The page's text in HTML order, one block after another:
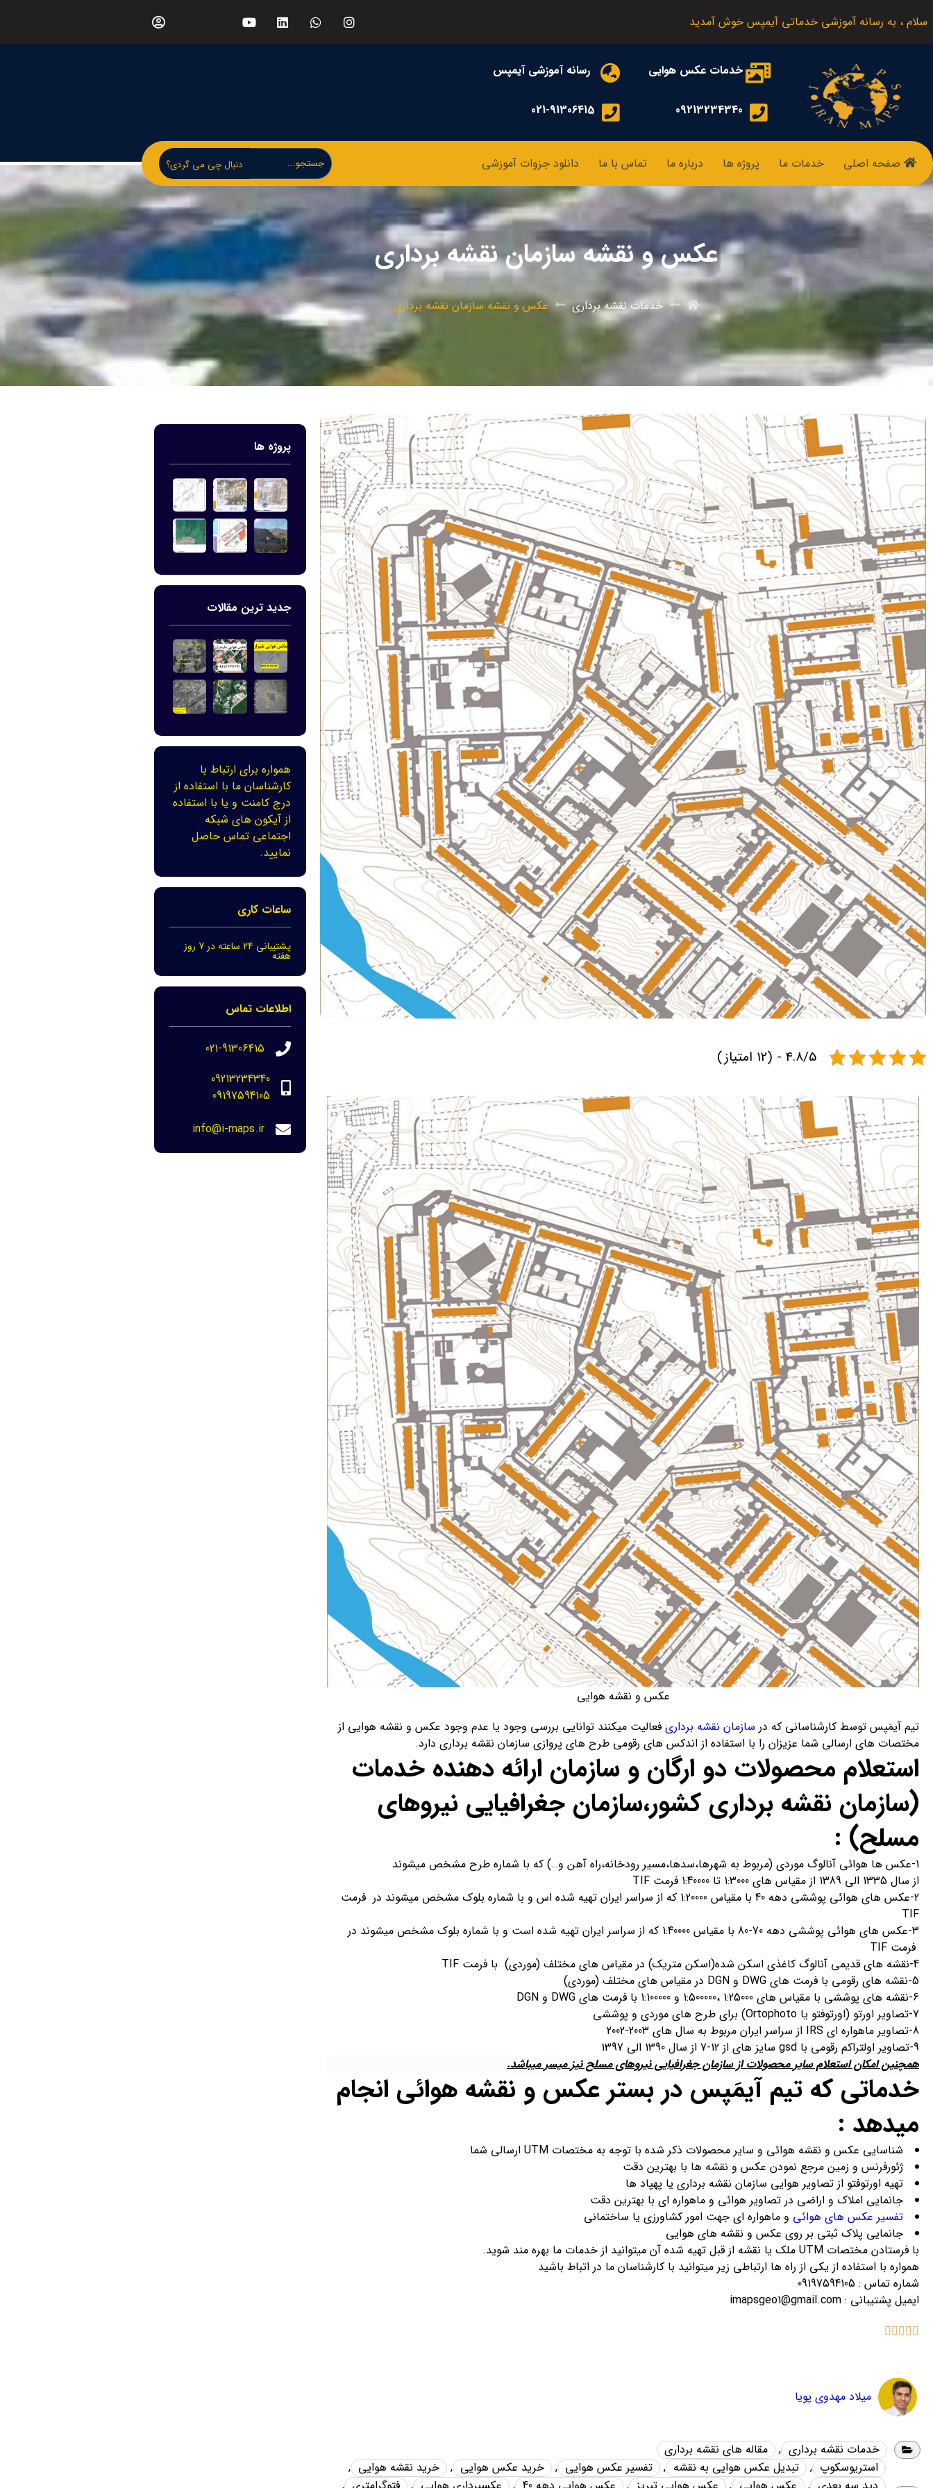
سلام ، به رسانه آموزشی خدماتی آیمپس خوش آمدید
خدمات عکس هوایی
09213234340
رسانه آموزشی آیمپس
021-91306415
صفحه اصلی خدمات ما پروژه ها درباره ما تماس با ما دانلود جزوات آموزشی دنبال چی می گردی؟
عکس و نقشه سازمان نقشه برداری
خدمات نقشه برداری عکس و نقشه سازمان نقشه برداری
4.8/5 - (12 امتیاز)
عکس و نقشه هوایی
تیم آیمَپس توسط کارشناسانی که در سازمان نقشه برداری فعالیت میکنند توانایی بررسی وجود یا عدم وجود عکس و نقشه هوایی از
مختصات های ارسالی شما عزیزان را با استفاده از اندکس های رقومی طرح های پروازی سازمان نقشه برداری دارد.
استعلام محصولات دو ارگان و سازمان ارائه دهنده خدمات
(سازمان نقشه برداری کشور،سازمان جغرافیایی نیروهای
مسلح) :
1-عکس ها هوائی آنالوگ موردی (مربوط به شهرها،سدها،مسیر رودخانه،راه آهن و…) که با شماره طرح مشخص میشوند
از سال 1335 الی 1389 از مقیاس های 1:3000 تا 1:40000 فرمت TIF
2-عکس های هوائی پوششی دهه 40 با مقیاس 1:20000 که از سراسر ایران تهیه شده اس و با شماره بلوک مشخص میشوند در فرمت
TIF
3-عکس های هوائی پوششی دهه 70-80 با مقیاس 1:40000 که از سراسر ایران تهیه شده است و با شماره بلوک مشخص میشوند در
فرمت TIF
4-نقشه های قدیمی آنالوگ کاغذی اسکن شده(اسکن متریک) در مقیاس های مختلف (موردی) با فرمت TIF
5-نقشه های رقومی با فرمت های DWG و DGN در مقیاس های مختلف (موردی)
6-نقشه های پوششی با مقیاس های 1:25000 ،1:500000 و 1:100000 با فرمت های DWG و DGN
7-تصاویر اورتو (اورتوفتو یا Ortophoto) برای طرح های موردی و پوششی
8-تصاویر ماهواره ای IRS از سراسر ایران مربوط به سال های 2003-2002
9-تصاویر اولتراکم رقومی با gsd سایز های از 12-7 از سال 1390 الی 1397
همچنین امکان استعلام سایر محصولات از سازمان جغرافیایی نیروهای مسلح نیز میسر میباشد.
خدماتی که تیم آیمَپس در بستر عکس و نقشه هوائی انجام
میدهد :
شناسایی عکس و نقشه هوائی و سایر محصولات ذکر شده با توجه به مختصات UTM ارسالی شما
ژئورفرنس و زمین مرجع نمودن عکس و نقشه ها با بهترین دقت
تهیه اورتوفتو از تصاویر هوایی سازمان نقشه برداری یا پهپاد ها
جانمایی املاک و اراضی در تصاویر هوائی و ماهواره ای با بهترین دقت
تفسیر عکس های هوائی و ماهواره ای جهت امور کشاورزی یا ساختمانی
جانمایی پلاک ثبتی بر روی عکس و نقشه های هوایی
با فرستادن مختصات UTM ملک یا نقشه از قبل تهیه شده آن میتوانید از خدمات ما بهره مند شوید.
همواره با استفاده از یکی از راه ها ارتباطی زیر میتوانید با کارشناسان ما در اتباط باشید
شماره تماس : 09197594105
ایمیل پشتیبانی : imapsgeo1@gmail.com





میلاد مهدوی پویا
خدمات نقشه برداری ,
مقاله های نقشه برداری
استریوسکوپ , تبدیل عکس هوایی به نقشه , تفسیر عکس هوایی , خرید عکس هوایی , خرید نقشه هوایی ,
پروژه ها
جدید ترین مقالات
همواره برای ارتباط با
کارشناسان ما با استفاده از
درج کامنت و یا با استفاده
از آیکون های شبکه
اجتماعی تماس حاصل
نمایید.
ساعات کاری
پشتیبانی 24 ساعته در 7 روز
هفته
اطلاعات تماس
021-91306415
09213234340
09197594105
info@i-maps.ir